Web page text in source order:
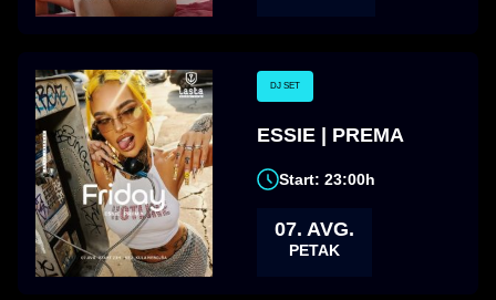
DJ SET
ESSIE | PREMA
Start: 23:00h
07. AVG.
PETAK